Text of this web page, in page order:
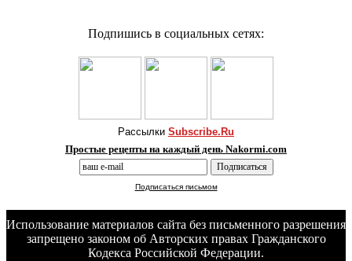
Подпишись в социальных сетях:
Рассылки Subscribe.Ru
Простые рецепты на каждый день Nakormi.com
Подписаться письмом
Использование материалов сайта без письменного разрешения
запрещено законом об Авторских правах Гражданского
Кодекса Российской Федерации.